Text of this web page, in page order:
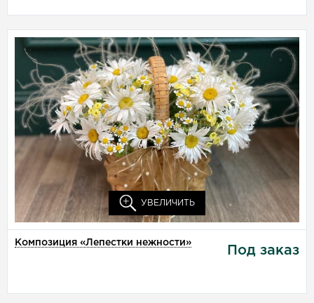
УВЕЛИЧИТЬ
Композиция «Лепестки нежности»
Под заказ
Композиция «Лепестки
нежности»
Закажите нежный букет из
ромашки от магазина цветов
«КрымБукет» с доставкой.
Звоните по телефону: +7
(978) 404-10-44
Собрать на сумму:
Доставка этого товара в -